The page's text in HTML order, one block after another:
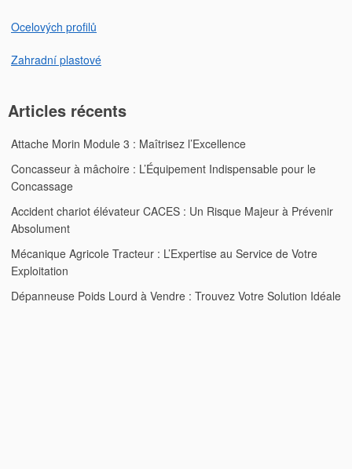
Ocelových profilů
Zahradní plastové
Articles récents
Attache Morin Module 3 : Maîtrisez l’Excellence
Concasseur à mâchoire : L’Équipement Indispensable pour le
Concassage
Accident chariot élévateur CACES : Un Risque Majeur à Prévenir
Absolument
Mécanique Agricole Tracteur : L’Expertise au Service de Votre
Exploitation
Dépanneuse Poids Lourd à Vendre : Trouvez Votre Solution Idéale